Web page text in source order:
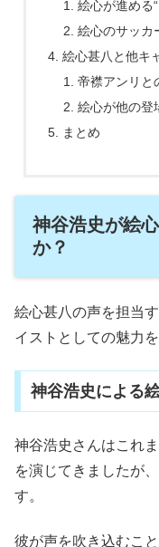
絵心が進める
絵心のサッカ
絵心甚八と他キ
帝襟アンリと
絵心が他の登
まとめ
神谷浩史が絵
か？
絵心甚八の声を担当
イストとしての魅力
神谷浩史による
神谷浩史さんはこれ
を演じてきましたが
す。
彼が声を吹き込むこ